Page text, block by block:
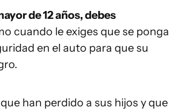
de 12 años, debes
cuando le exiges que se ponga
en el auto para que su
han perdido a sus hijos y que